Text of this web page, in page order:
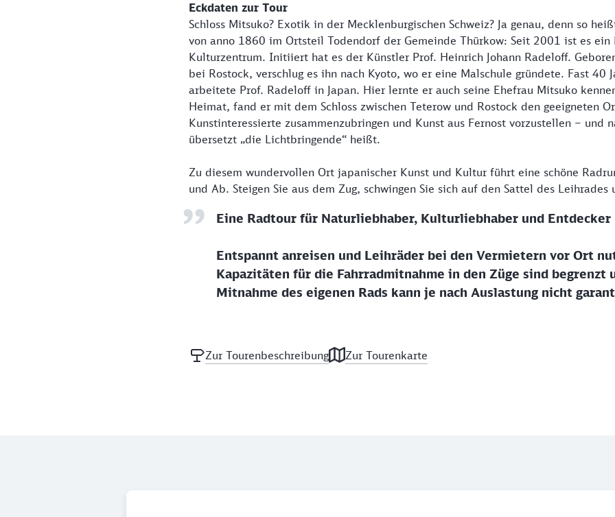
Eckdaten zur Tour
Schloss Mitsuko? Exotik in der Mecklenburgischen Schweiz? Ja genau, denn so
von anno 1860 im Ortsteil Todendorf der Gemeinde Thürkow: Seit 2001 ist es ein
Kulturzentrum. Initiiert hat es der Künstler Prof. Heinrich Johann Radeloff.
bei Rostock, verschlug es ihn nach Kyoto, wo er eine Malschule gründete. Fast 40
arbeitete Prof. Radeloff in Japan. Hier lernte er auch seine Ehefrau Mitsuko
Heimat, fand er mit dem Schloss zwischen Teterow und Rostock den geeigneten
Kunstinteressierte zusammenzubringen und Kunst aus Fernost vorzustellen – und
übersetzt „die Lichtbringende“ heißt.
Zu diesem wundervollen Ort japanischer Kunst und Kultur führt eine schöne
und Ab. Steigen Sie aus dem Zug, schwingen Sie sich auf den Sattel des Leihrades
Eine Radtour für Naturliebhaber, Kulturliebhaber und Entdecker
Entspannt anreisen und Leihräder bei den Vermietern vor Ort
Kapazitäten für die Fahrradmitnahme in den Züge sind begrenzt
Mitnahme des eigenen Rads kann je nach Auslastung nicht
Zur Tourenbeschreibung Zur Tourenkarte